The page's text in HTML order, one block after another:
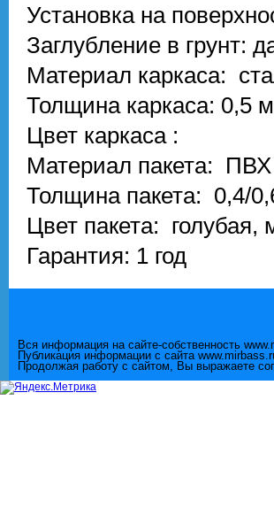
Установка на
Заглубление в грунт:
Материал каркаса:
Толщина каркаса: 0,5
Цвет каркаса :
Материал пакета: ПВХ
Толщина пакета: 0,4/
Цвет пакета:
Гарантия: 1 год
Вся информация на сайте-собственность
Публикация информации с сайта
Продолжая работу с сайтом, Вы выражаете